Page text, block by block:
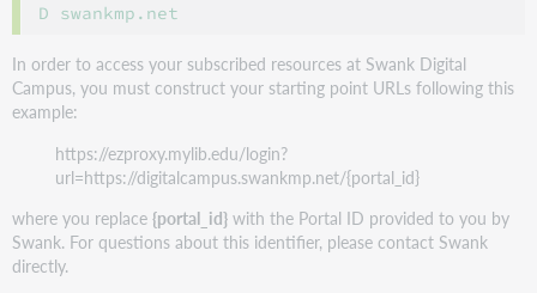
In order to access your subscribed resources at Swank Digital
Campus, you must construct your starting point URLs following this
example:
https://ezproxy.mylib.edu/login?
url=https://digitalcampus.swankmp.net/{portal_id}
where you replace{portal_id} with the Portal ID provided to you by
Swank. For questions about this identifier, please contact Swank
directly.